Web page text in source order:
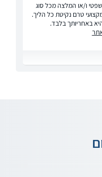
ו/או המלצה מכל סוג
טרם נקיטת כל הליך.
באחריותך בלבד.